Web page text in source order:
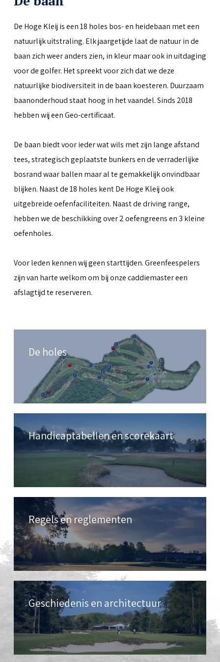
De Hoge Kleij is een 18 holes bos- en heidebaan met een
natuurlijk uitstraling. Elk jaargetijde laat de natuur in de
baan zich weer anders zien, in kleur maar ook in uitdaging
voor de golfer. Het spreekt voor zich dat we deze
natuurlijke biodiversiteit in de baan koesteren. Duurzaam
baanonderhoud staat hoog in het vaandel. Sinds 2018
hebben wij een Geo-certificaat.
De baan biedt voor ieder wat wils met zijn lange afstand
tees, strategisch geplaatste bunkers en de verraderlijke
bosrand waar ballen maar al te gemakkelijk onvindbaar
blijken. Naast de 18 holes kent De Hoge Kleij ook
uitgebreide oefenfaciliteiten. Naast de driving range,
hebben we de beschikking over 2 oefengreens en 3 kleine
oefenholes.
Voor leden kennen wij geen starttijden. Greenfeespelers
zijn van harte welkom om bij onze caddiemaster een
afslagtijd te reserveren.
De holes
Handicaptabellen en scorekaart
Regels en reglementen
Geschiedenis en architectuur